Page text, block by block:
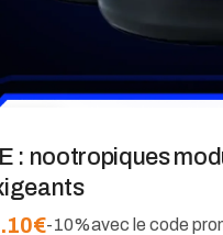
: nootropiques
€-10%avec le code